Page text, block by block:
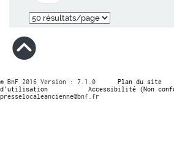
© BnF 2016 Version : 7.1.0 Plan du site
d’utilisation
Accessibilité (Non
presselocaleancienne@bnf.fr